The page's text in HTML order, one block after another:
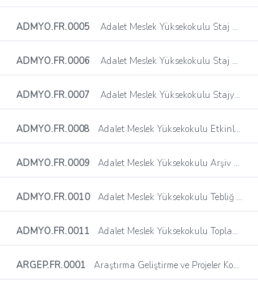
ADMYO.FR.0005 Adalet Meslek Yüksekokulu Staj Defteri Formu
ADMYO.FR.0006 Adalet Meslek Yüksekokulu Staj Kabul Formu
ADMYO.FR.0007 Adalet Meslek Yüksekokulu Stajyer Takip Çizelgesi Formu
ADMYO.FR.0008 Adalet Meslek Yüksekokulu Etkinlik İmza Tutanağı Formu
ADMYO.FR.0009 Adalet Meslek Yüksekokulu Arşiv Evrak Teslim Tutanağı Formu
ADMYO.FR.0010 Adalet Meslek Yüksekokulu Tebliğ Tebellüğ Listesi Formu
ADMYO.FR.0011 Adalet Meslek Yüksekokulu Toplantı Tutanağı
ARGEP.FR.0001 Araştırma Geliştirme ve Projeler Koordinatörlüğü Organizasyon Şeması